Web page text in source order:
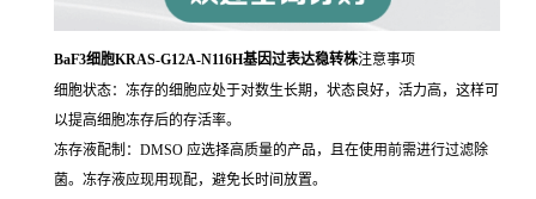
BaF3细胞KRAS-G12A-N116H基因过表达稳转株注意事项
细胞状态：冻存的细胞应处于对数生长期，状态良好，活力高，这样可
以提高细胞冻存后的存活率。
冻存液配制：DMSO 应选择高质量的产品，且在使用前需进行过滤除
菌。冻存液应现用现配，避免长时间放置。